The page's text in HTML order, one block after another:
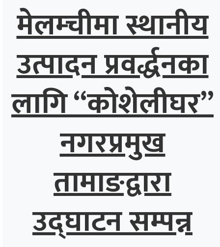
मेलम्चीमा स्थानीय
उत्पादन प्रवर्द्धनका
लागि “कोशेलीघर”
नगरप्रमुख
तामाङद्वारा
उद्घाटन सम्पन्न